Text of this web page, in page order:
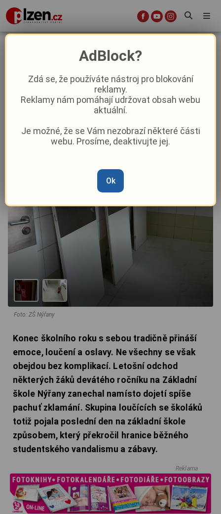
„Bohužel i takto může vypadat
poslední den,“ zní ze Základní školy
Nýřany po nevítané rozlučce
deváťáků
Marie Osvaldová– 29. 6. 07:31
Foto: ZŠ Nýřany
Konec školního roku s sebou tradičně přináší
emoce, loučení a oslavy. Ne všechny se však
obejdou bez komplikací. Letošní odchod
některých žáků devátého ročníku na Základní
škole Nýřany zanechal namísto dojetí spíše
pachuť zklamání. Skupina loučících se školáků
totiž pojala poslední den na základní škole
způsobem, který překročil hranice běžného
studentského vandalismu a zábavy.
Reklama
AdBlock?
Zdá se, že používáte nástroj pro blokování
reklamy.
Reklamy nám pomáhají udržovat obsah webu
aktuální.
Je možné, že se Vám nezobrazí některé části
webu. Prosíme, deaktivujte jej.
Ok